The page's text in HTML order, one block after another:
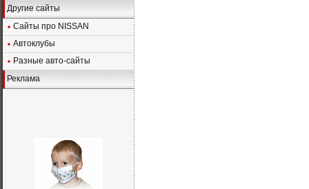
Другие сайты
Сайты про NISSAN
Автоклубы
Разные авто-сайты
Реклама